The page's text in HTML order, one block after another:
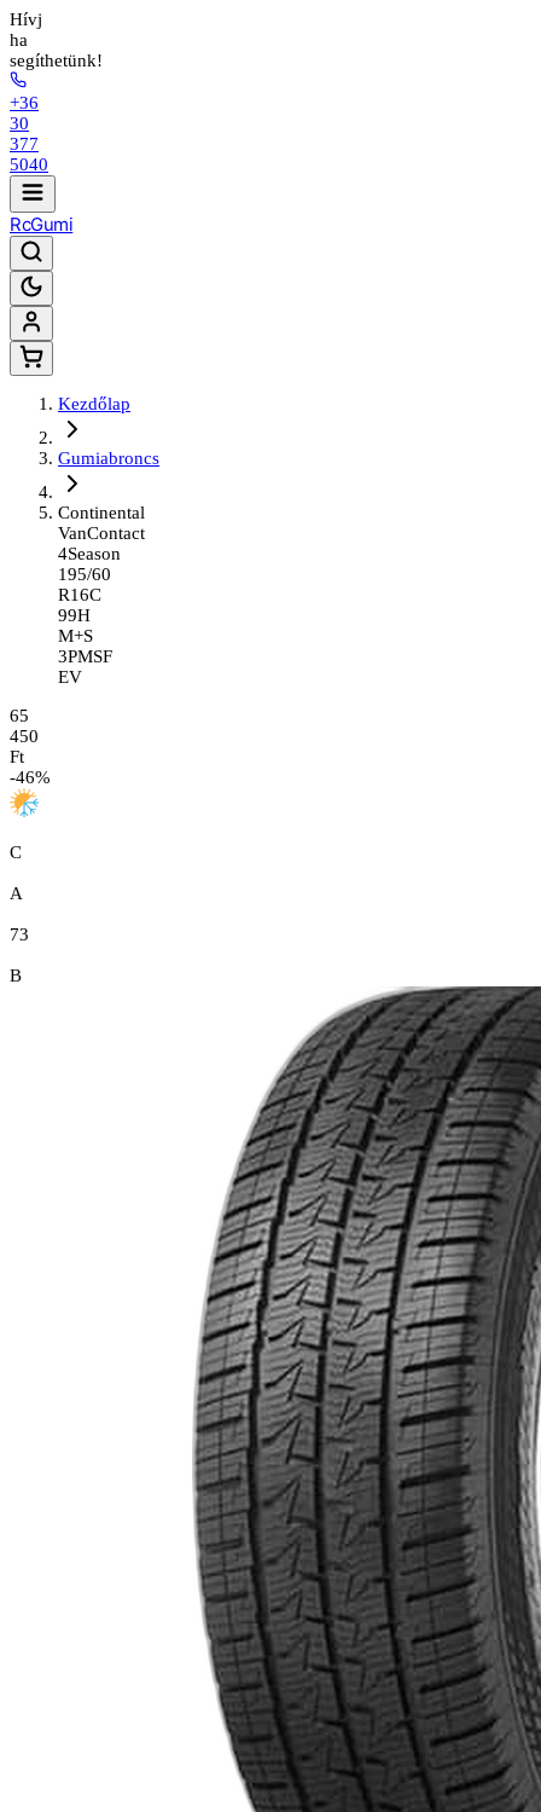
Hívj
ha
segíthetünk!
+36
30
377
5040
RcGumi
Kezdőlap
Gumiabroncs
Continental
VanContact
4Season
195/60
R16C
99H
M+S
3PMSF
EV
65
450
Ft
-46%
C
A
73
B